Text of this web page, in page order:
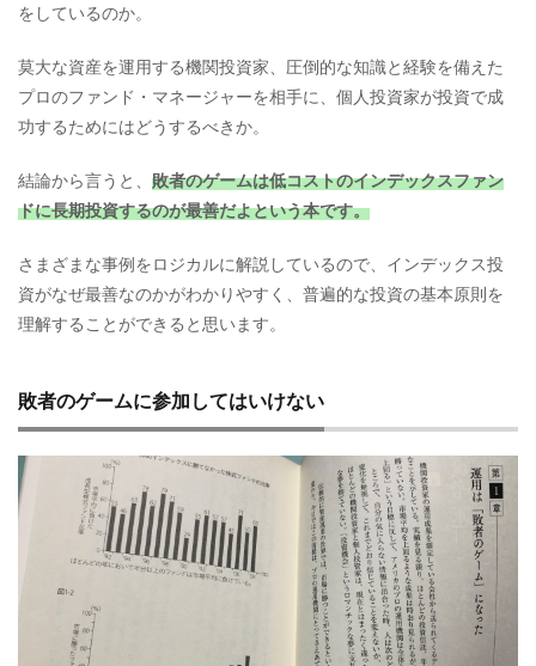
をしているのか。
莫大な資産を運用する機関投資家、圧倒的な知識と経験を備えた
プロのファンド・マネージャーを相手に、個人投資家が投資で成
功するためにはどうするべきか。
結論から言うと、 敗者のゲームは低コストのインデックスファン
ドに長期投資するのが最善だよという本です。
さまざまな事例をロジカルに解説しているので、インデックス投
資がなぜ最善なのかがわかりやすく、普遍的な投資の基本原則を
理解することができると思います。
敗者のゲームに参加してはいけない